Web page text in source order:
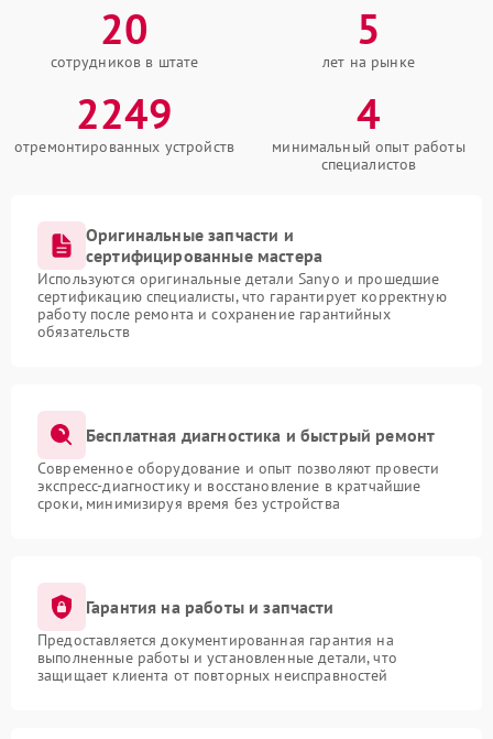
20
сотрудников в штате
5
лет на рынке
2249
отремонтированных устройств
4
минимальный опыт работы
специалистов
Оригинальные запчасти и
сертифицированные мастера
Используются оригинальные детали Sanyo и прошедшие
сертификацию специалисты, что гарантирует корректную
работу после ремонта и сохранение гарантийных
обязательств
Бесплатная диагностика и быстрый ремонт
Современное оборудование и опыт позволяют провести
экспресс-диагностику и восстановление в кратчайшие
сроки, минимизируя время без устройства
Гарантия на работы и запчасти
Предоставляется документированная гарантия на
выполненные работы и установленные детали, что
защищает клиента от повторных неисправностей